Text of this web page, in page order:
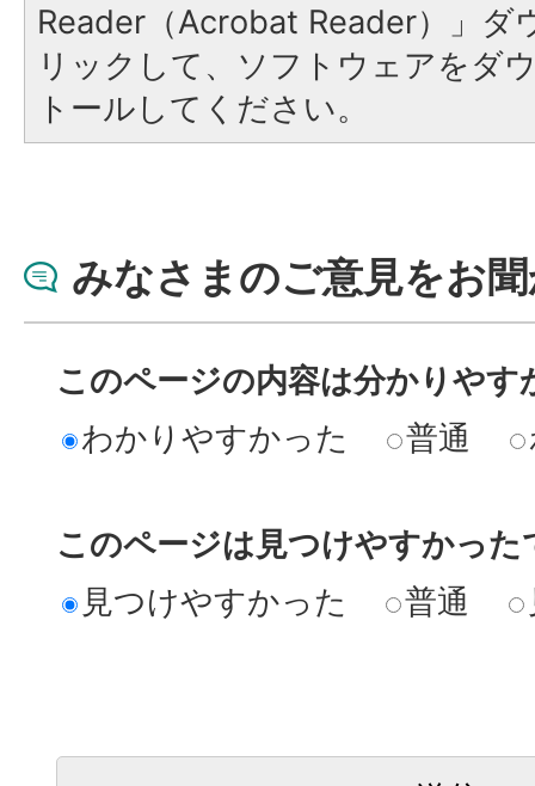
Reader（Acrobat Reader）」ダ
リックして、ソフトウェアをダ
トールしてください。
みなさまのご意見をお
このページの内容は分かりやす
わかりやすかった
普通
このページは見つけやすかった
見つけやすかった
普通